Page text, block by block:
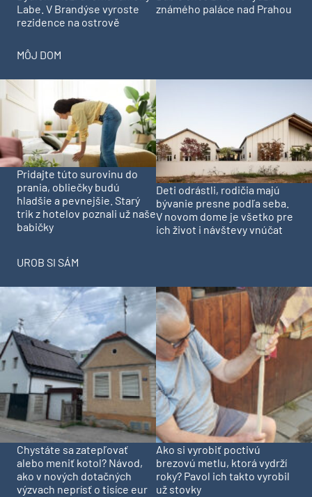
Labe. V Brandýse vyroste
rezidence na ostrově
známého paláce nad Prahou
MÔJ DOM
Pridajte túto surovinu do
prania, obliečky budú
hladšie a pevnejšie. Starý
trik z hotelov poznali už naše
babičky
Deti odrástli, rodičia majú
bývanie presne podľa seba.
V novom dome je všetko pre
ich život i návštevy vnúčat
UROB SI SÁM
Chystáte sa zatepľovať
alebo meniť kotol? Návod,
ako v nových dotačných
výzvach neprísť o tisíce eur
Ako si vyrobiť poctivú
brezovú metlu, ktorá vydrží
roky? Pavol ich takto vyrobil
už stovky